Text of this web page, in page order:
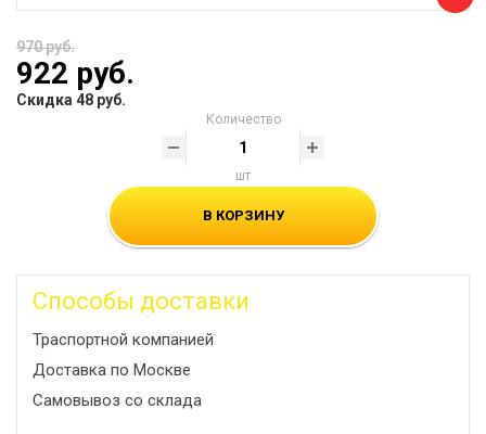
970 руб.
922 руб.
Скидка 48 руб.
Количество
шт
В КОРЗИНУ
Способы доставки
Траспортной компанией
Доставка по Москве
Самовывоз со склада